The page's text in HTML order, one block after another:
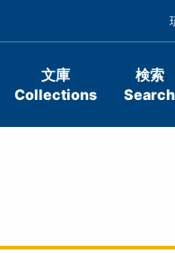
文庫
Collections
検索
Search